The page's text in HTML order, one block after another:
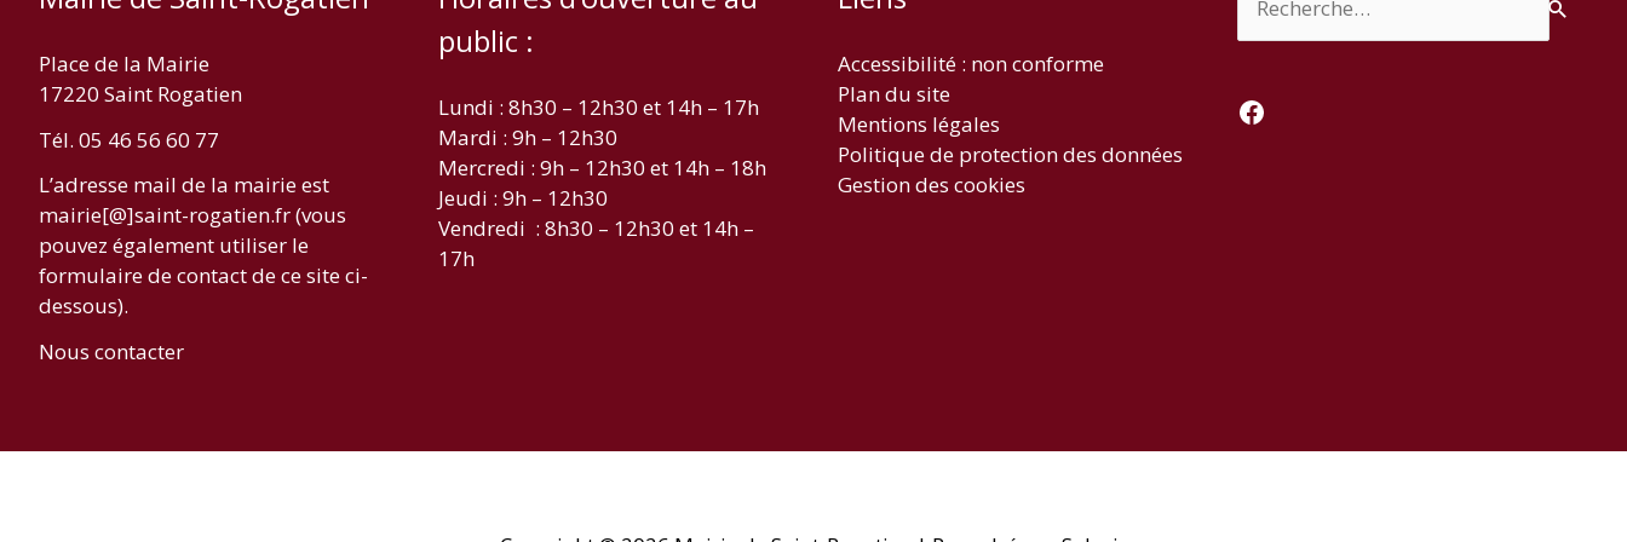
Place de la Mairie
17220 Saint Rogatien
Tél. 05 46 56 60 77
L’adresse mail de la mairie est
mairie[@]saint-rogatien.fr (vous
pouvez également utiliser le
formulaire de contact de ce site ci-
dessous).
Nous contacter
public :
Lundi : 8h30 – 12h30 et 14h – 17h
Mardi : 9h – 12h30
Mercredi : 9h – 12h30 et 14h – 18h
Jeudi : 9h – 12h30
Vendredi : 8h30 – 12h30 et 14h –
17h
Accessibilité : non conforme
Plan du site
Mentions légales
Politique de protection des données
Gestion des cookies
Facebook